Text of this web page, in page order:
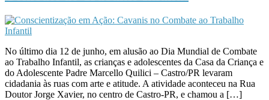
No último dia 12 de junho, em alusão ao Dia Mundial de Combate
ao Trabalho Infantil, as crianças e adolescentes da Casa da Criança e
do Adolescente Padre Marcello Quilici – Castro/PR levaram
cidadania às ruas com arte e atitude. A atividade aconteceu na Rua
Doutor Jorge Xavier, no centro de Castro-PR, e chamou a […]